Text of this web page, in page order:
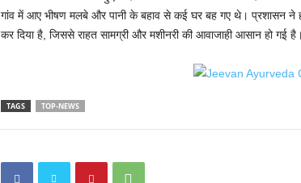
गांव में आए भीषण मलबे और पानी के बहाव से कई घर बह गए थे। प्रशासन ने
कर दिया है, जिससे राहत सामग्री और मशीनरी की आवाजाही आसान हो गई है।
TAGS TOP-NEWS